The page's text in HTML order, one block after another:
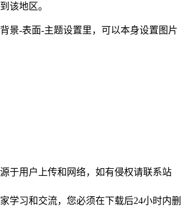
该地区。
景-表面-主题设置里，可以本身设置图片
于用户上传和网络，如有侵权请联系站
学习和交流，您必须在下载后24小时内删